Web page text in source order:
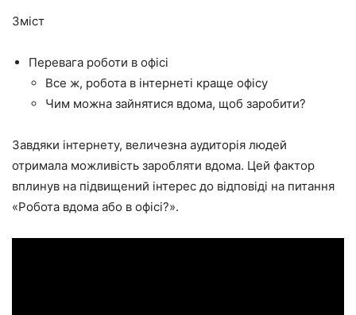
Зміст
Перевага роботи в офісі
Все ж, робота в інтернеті краще офісу
Чим можна зайнятися вдома, щоб заробити?
Завдяки інтернету, величезна аудиторія людей
отримала можливість заробляти вдома. Цей фактор
вплинув на підвищений інтерес до відповіді на питання
«Робота вдома або в офісі?».